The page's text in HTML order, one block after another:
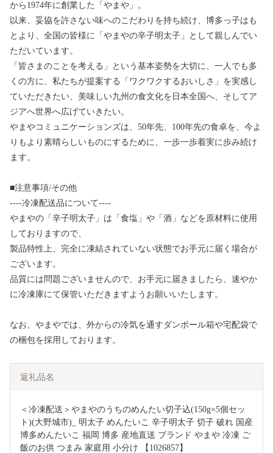
から1974年に創業した「やまや」。
以来、妥協を許さない味へのこだわりを持ち続け、博多っ子はも
とより、全国の皆様に「やまやの辛子明太子」として親しんでい
ただいています。
「皆さまのことを考える」という基本姿勢を大切に、一人でも多
くの方に、私たちが提案する「ワクワクするおいしさ」を実感し
ていただきたい、美味しい九州の食文化を日本全国へ、そしてア
ジアへ世界へ広げていきたい。
やまやコミュニケーションズは、50年先、100年先の食卓を、今よ
りもより素晴らしいものにするために、一歩一歩着実に歩み続け
ます。
■注意事項/その他
----冷凍配送品について----
やまやの「辛子明太子」は「食塩」や「酒」などを原材料に使用
しておりますので、
製品特性上、完全に凍結されていない状態でお手元に届く場合が
ございます。
品質には問題ございませんので、お手元に届きましたら、速やか
に冷凍庫にて保管いただきますようお願いいたします。
なお、やまやでは、外からの冷気を通すダンボール箱や宅配袋で
の梱包を採用しております。
返礼品名
＜冷凍配送＞やまやのうちのめんたい切子込(150g×5個セッ
ト)(大野城市)_ 明太子 めんたいこ 辛子明太子 切子 破れ 国産
博多めんたいこ 福岡 博多 産地直送 ブランド やまや 冷凍 ご
飯のお供 つまみ 家庭用 小分け 【1026857】